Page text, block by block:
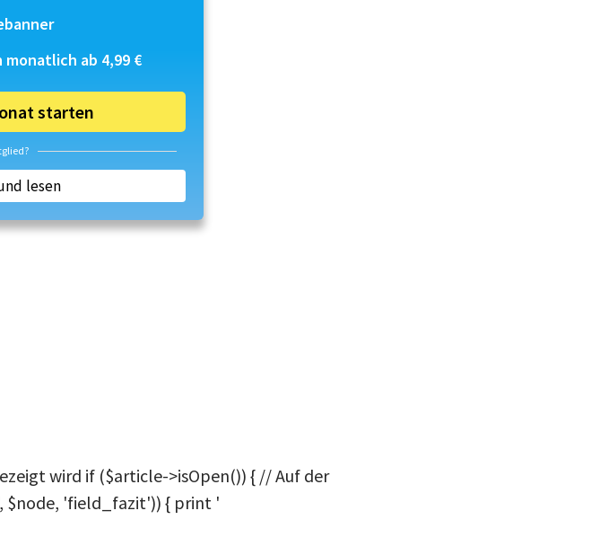
monatlich ab 4,99 €
starten
lesen
wird if ($article->isOpen()) { // Auf der
'field_fazit')) { print '